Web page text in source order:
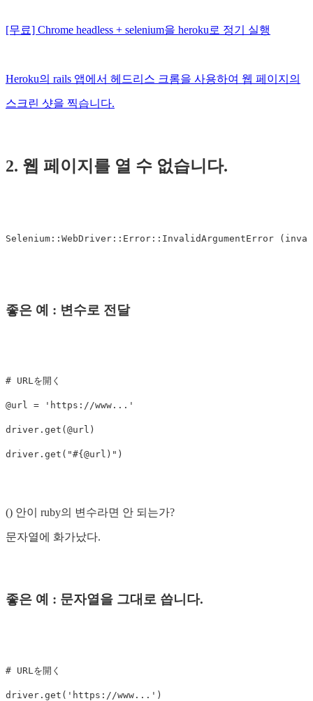
[무료] Chrome headless + selenium을 heroku로 정기 실행
Heroku의 rails 앱에서 헤드리스 크롬을 사용하여 웹 페이지의
스크린 샷을 찍습니다.
2. 웹 페이지를 열 수 없습니다.
Selenium :: WebDriver :: Error :: InvalidArgumentError (
좋은 예 : 변수로 전달
# URLを開く
@url = 'https://www...'
driver . get ( @url )
driver . get ( "#{ @url )
() 안이 ruby의 변수라면 안 되는가?
문자열에 화가났다.
좋은 예 : 문자열을 그대로 씁니다.
# URLを開く
driver . get ( 'https://www...' )